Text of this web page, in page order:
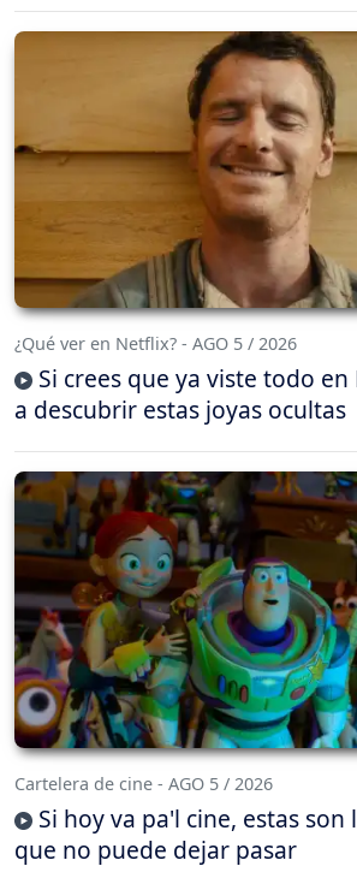
¿Qué ver en Netflix? - AGO 5 / 2026
Si crees que ya viste todo
a descubrir estas joyas ocultas
Cartelera de cine - AGO 5 / 2026
Si hoy va pa'l cine, estas son
que no puede dejar pasar